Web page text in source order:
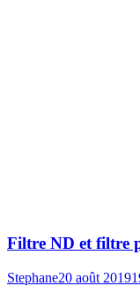
Filtre ND et filtre
Stephane20 août 2019